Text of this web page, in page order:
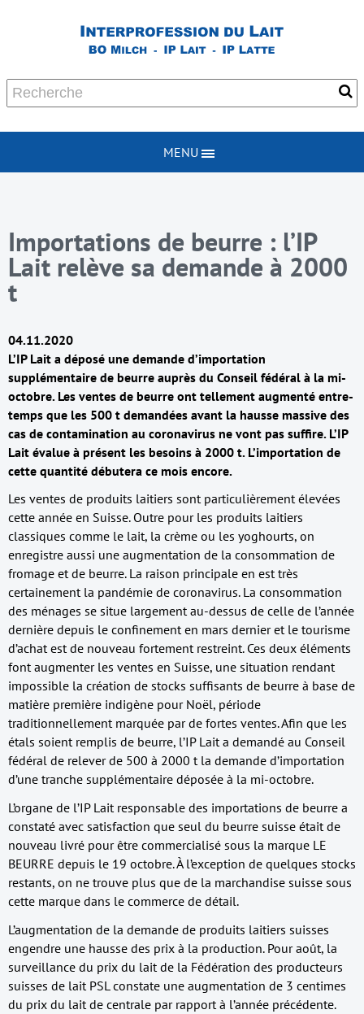
MENU
Importations de beurre : l’IP
Lait relève sa demande à 2000
t
04.11.2020
L’IP Lait a déposé une demande d’importation
supplémentaire de beurre auprès du Conseil fédéral à la mi-
octobre. Les ventes de beurre ont tellement augmenté entre-
temps que les 500 t demandées avant la hausse massive des
cas de contamination au coronavirus ne vont pas suffire. L’IP
Lait évalue à présent les besoins à 2000 t. L’importation de
cette quantité débutera ce mois encore.
Les ventes de produits laitiers sont particulièrement élevées
cette année en Suisse. Outre pour les produits laitiers
classiques comme le lait, la crème ou les yoghourts, on
enregistre aussi une augmentation de la consommation de
fromage et de beurre. La raison principale en est très
certainement la pandémie de coronavirus. La consommation
des ménages se situe largement au-dessus de celle de l’année
dernière depuis le confinement en mars dernier et le tourisme
d’achat est de nouveau fortement restreint. Ces deux éléments
font augmenter les ventes en Suisse, une situation rendant
impossible la création de stocks suffisants de beurre à base de
matière première indigène pour Noël, période
traditionnellement marquée par de fortes ventes. Afin que les
étals soient remplis de beurre, l’IP Lait a demandé au Conseil
fédéral de relever de 500 à 2000 t la demande d’importation
d’une tranche supplémentaire déposée à la mi-octobre.
L’organe de l’IP Lait responsable des importations de beurre a
constaté avec satisfaction que seul du beurre suisse était de
nouveau livré pour être commercialisé sous la marque LE
BEURRE depuis le 19 octobre. À l’exception de quelques stocks
restants, on ne trouve plus que de la marchandise suisse sous
cette marque dans le commerce de détail.
L’augmentation de la demande de produits laitiers suisses
engendre une hausse des prix à la production. Pour août, la
surveillance du prix du lait de la Fédération des producteurs
suisses de lait PSL constate une augmentation de 3 centimes
du prix du lait de centrale par rapport à l’année précédente.